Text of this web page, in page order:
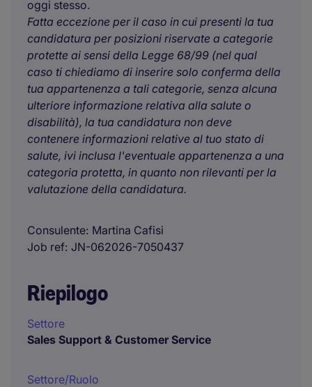
oggi stesso.
Fatta eccezione per il caso in cui presenti la tua
candidatura per posizioni riservate a categorie
protette ai sensi della Legge 68/99 (nel qual
caso ti chiediamo di inserire solo conferma della
tua appartenenza a tali categorie, senza alcuna
ulteriore informazione relativa alla salute o
disabilità), la tua candidatura non deve
contenere informazioni relative al tuo stato di
salute, ivi inclusa l'eventuale appartenenza a una
categoria protetta, in quanto non rilevanti per la
valutazione della candidatura.
Consulente Martina Cafisi
Job ref JN-062026-7050437
Riepilogo
Settore
Sales Support & Customer Service
Settore/Ruolo